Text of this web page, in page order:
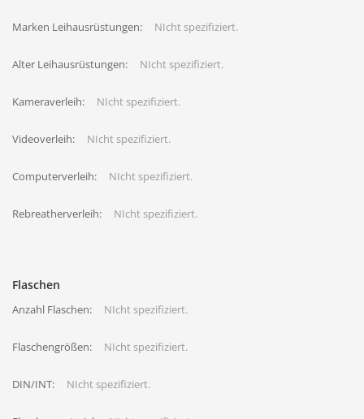
Marken Leihausrüstungen: NIcht spezifiziert.
Alter Leihausrüstungen: NIcht spezifiziert.
Kameraverleih: NIcht spezifiziert.
Videoverleih: NIcht spezifiziert.
Computerverleih: NIcht spezifiziert.
Rebreatherverleih: NIcht spezifiziert.
Flaschen
Anzahl Flaschen: NIcht spezifiziert.
Flaschengrößen: NIcht spezifiziert.
DIN/INT: NIcht spezifiziert.